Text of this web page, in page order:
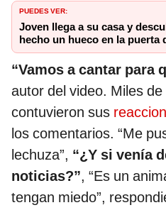
PUEDES VER:
Joven llega a su casa y
hecho un hueco en la puerta
“Vamos a cantar para
autor del video. Miles
contuvieron sus
los comentarios. “Me
lechuza”, “¿Y si venía
noticias?”, “Es un
tengan miedo”,